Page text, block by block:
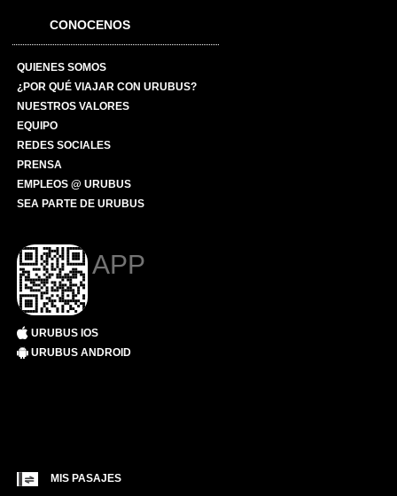
CONOCENOS
QUIENES SOMOS
¿POR QUÉ VIAJAR CON URUBUS?
NUESTROS VALORES
EQUIPO
REDES SOCIALES
PRENSA
EMPLEOS @ URUBUS
SEA PARTE DE URUBUS
APP
URUBUS IOS
URUBUS ANDROID
MIS PASAJES